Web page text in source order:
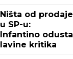
Ništa od
u SP-u:
Infantino
lavine kritika